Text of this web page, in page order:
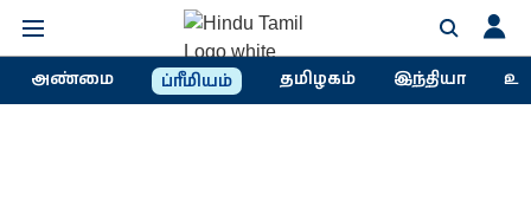
அண்மை ப்ரீமியம் தமிழகம் இந்தியா